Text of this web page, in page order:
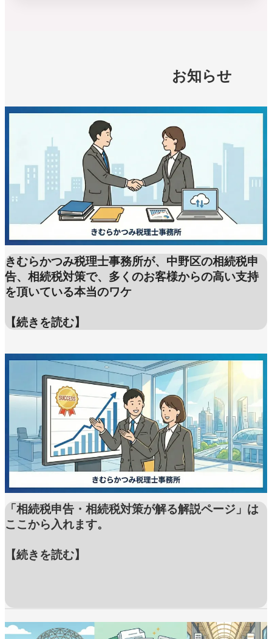
お知らせ
きむらかつみ税理士事務所が、中野区の相続税申
告、相続税対策で、多くのお客様からの高い支持
を頂いている本当のワケ
【続きを読む】
「相続税申告・相続税対策が解る解説ページ」は
ここから入れます。
【続きを読む】